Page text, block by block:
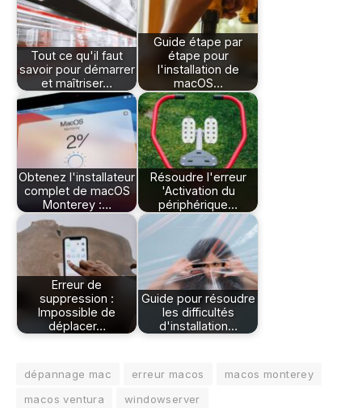
Tout ce qu'il faut
savoir pour démarrer
et maîtriser…
Guide étape par
étape pour
l'installation de
macOS…
Obtenez l'installateur
complet de macOS
Monterey :…
Résoudre l'erreur
'Activation du
périphérique…
Erreur de
suppression :
Impossible de
déplacer…
Guide pour résoudre
les difficultés
d'installation…
dépannage mac erreur macos
macos monterey
macos ventura
windowserver